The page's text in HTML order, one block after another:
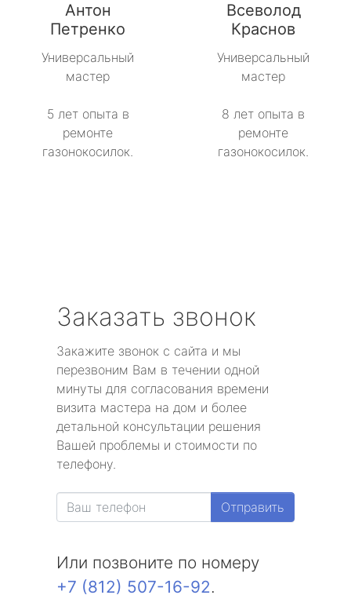
Антон
Петренко
Универсальный
мастер
5 лет опыта в
ремонте
газонокосилок.
Всеволод
Краснов
Универсальный
мастер
8 лет опыта в
ремонте
газонокосилок.
Заказать звонок
Закажите звонок с сайта и мы
перезвоним Вам в течении одной
минуты для согласования времени
визита мастера на дом и более
детальной консультации решения
Вашей проблемы и стоимости по
телефону.
Отправить
Или позвоните по номеру
+7 (812) 507-16-92.